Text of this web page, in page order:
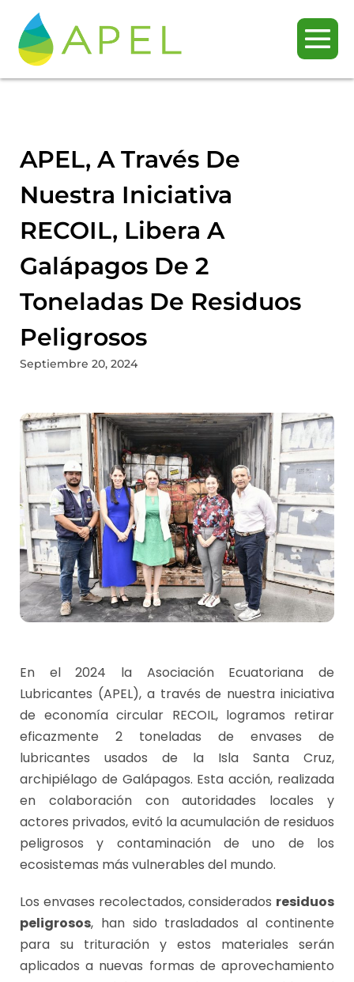
APEL, A Través De
Nuestra Iniciativa
RECOIL, Libera A
Galápagos De 2
Toneladas De Residuos
Peligrosos
Septiembre 20, 2024
En el 2024 la Asociación Ecuatoriana de
Lubricantes (APEL), a través de nuestra iniciativa
de economía circular RECOIL, logramos retirar
eficazmente 2 toneladas de envases de
lubricantes usados de la Isla Santa Cruz,
archipiélago de Galápagos. Esta acción, realizada
en colaboración con autoridades locales y
actores privados, evitó la acumulación de residuos
peligrosos y contaminación de uno de los
ecosistemas más vulnerables del mundo.
Los envases recolectados, considerados residuos
peligrosos, han sido trasladados al continente
para su trituración y estos materiales serán
aplicados a nuevas formas de aprovechamiento